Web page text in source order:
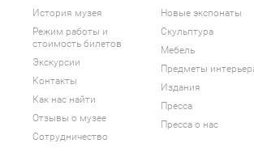
История музея
Режим работы и
стоимость билетов
Экскурсии
Контакты
Как нас найти
Отзывы о музее
Сотрудничество
Новые экспонаты
Скульптура
Мебель
Предметы
Издания
Пресса
Пресса о нас